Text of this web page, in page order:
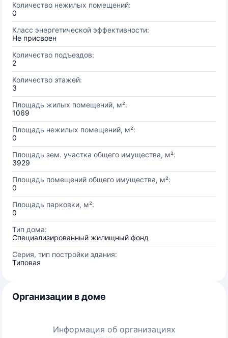
Количество нежилых помещений:
0
Класс энергетической эффективности:
Не присвоен
Количество подъездов:
2
Количество этажей:
3
Площадь жилых помещений, м²:
1069
Площадь нежилых помещений, м²:
0
Площадь зем. участка общего имущества, м²:
3929
Площадь помещений общего имущества, м²:
0
Площадь парковки, м²:
0
Тип дома:
Специализированный жилищный фонд
Серия, тип постройки здания:
Типовая
Организации в доме
Информация об организациях